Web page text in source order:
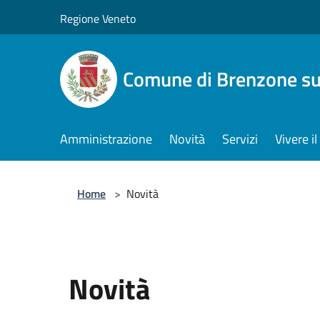
Regione Veneto
Comune di Brenzone
Amministrazione Novità Servizi Vivere
Home > Novità
Novità